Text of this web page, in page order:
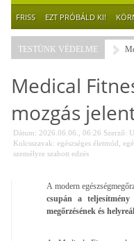
FRISS EZT PRÓBÁLD KI!
TESTÜNK VÉDELME
Medical
mozgás
Dátum: 2026.06.06., 06:26 Szerző:
Kulcsszavak: egészséges életmód
személyre szabott edzés
A modern
csupán a teljesítmény
megőrzésének és